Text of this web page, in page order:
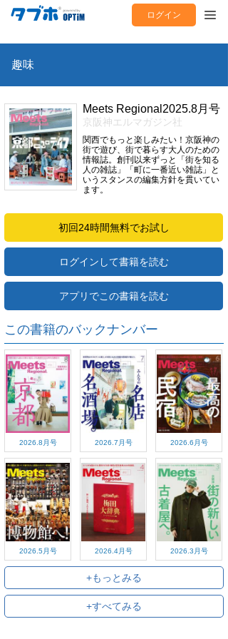
ログイン
趣味
Meets Regional2025.8月号
京阪神エルマガジン社
関西でもっと楽しみたい！京阪神の
街で遊び、街で暮らす大人のための
情報誌。創刊以来ずっと「街を知る
人の雑誌」「町に一番近い雑誌」と
いうスタンスの編集方針を貫いてい
ます。
初回24時間無料でお試し
ログインして書籍を読む
アプリでこの書籍を読む
この書籍のバックナンバー
2026.8月号 2026.7月号 2026.6月号
2026.5月号 2026.4月号 2026.3月号
+もっとみる
+すべてみる